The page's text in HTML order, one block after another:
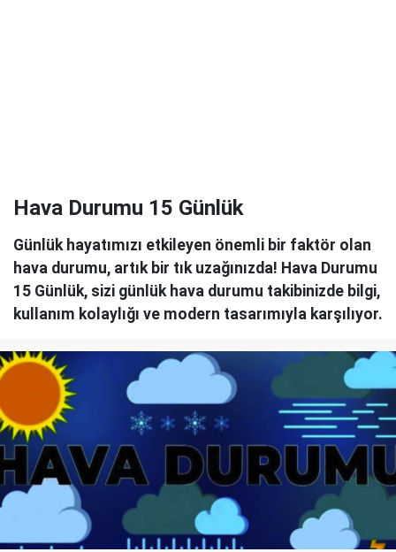
Hava Durumu 15 Günlük
Günlük hayatımızı etkileyen önemli bir faktör olan
hava durumu, artık bir tık uzağınızda! Hava Durumu
15 Günlük, sizi günlük hava durumu takibinizde bilgi,
kullanım kolaylığı ve modern tasarımıyla karşılıyor.